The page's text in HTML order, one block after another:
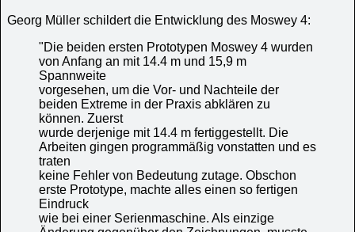
Georg Müller schildert die Entwicklung des Moswey 4:
"Die beiden ersten Prototypen Moswey 4 wurden
von Anfang an mit 14.4 m und 15,9 m
Spannweite
vorgesehen, um die Vor- und Nachteile der
beiden Extreme in der Praxis abklären zu
können. Zuerst
wurde derjenige mit 14.4 m fertiggestellt. Die
Arbeiten gingen programmäßig vonstatten und es
traten
keine Fehler von Bedeutung zutage. Obschon
erste Prototype, machte alles einen so fertigen
Eindruck
wie bei einer Serienmaschine. Als einzige